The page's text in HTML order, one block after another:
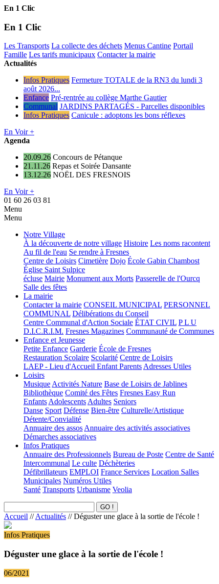
En 1 Clic
En 1 Clic
Les Transports La collecte des déchets Menus Cantine Portail
Famille Les tarifs municipaux Contacter la mairie
Actualités
Infos Pratiques Fermeture TOTALE de la RN3 du lundi 3
août 2026...
Enfance Pré-rentrée au collège Marthe Gautier
Communal JARDINS PARTAGÉS - Parcelles disponibles
Infos Pratiques Canicule : adoptons les bons réflexes
En Voir +
Agenda
20.09.26 Concours de Pétanque
21.11.26 Repas et Soirée Dansante
13.12.26 NOËL DES FRESNOIS
En Voir +
01 60 26 03 81
Menu
Menu
Notre Village
À la découverte de notre village Histoire Les noms racontent
Au fil de l'eau Se rendre à Fresnes
Centre de Loisirs Cimetière Dojo École Gabin Chambost
Église Saint Sulpice
écluse Mairie Monument aux Morts Passerelle de l'Ourcq
Salle des fêtes
La mairie
Contacter la mairie CONSEIL MUNICIPAL PERSONNEL
COMMUNAL Délibérations du Conseil
Centre Communal d'Action Sociale ÉTAT CIVIL P L U
D.I.C.R.I.M. Fresnes Magazines Communauté de Communes
Enfance et Jeunesse
Petite Enfance Garderie École de Fresnes
Restauration Scolaire Scolarité Centre de Loisirs
LAEP - Lieu d'Accueil Enfant ParentsAdresses Utiles
Loisirs
MusiqueActivités Nature Base de Loisirs de Jablines
Bibliothèque Comité des Fêtes Fresnes Easy Run
EnfantsAdolescentsAdultes Seniors
Danse Sport Défense Bien-être Culturelle/Artistique
Détente/Convialité
Annuaire des assosAnnuaire des activités associatives
Démarches associatives
Infos Pratiques
Annuaire des Professionnels Bureau de Poste Centre de Santé
Intercommunal Le culte Déchèteries
Défibrillateurs EMPLOI France Services Location Salles
Municipales Numéros Utiles
Santé Transports Urbanisme Veolia
Accueil //Actualités // Déguster une glace à la sortie de l'école !
Infos Pratiques
Déguster une glace à la sortie de l'école !
06/2021